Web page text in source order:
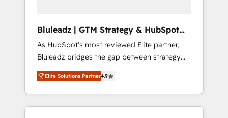
ら、GTMの見える化・自動化まで。全Hub統合
運用、データ品質設計、グループ横断のCRM統
合に対応します。 2️⃣ AIエージェント組織構築
営業・マーケティング業務の一部をAIが自律実
行する組織への移行を設計・実装。Breeze・
Claude等をHubSpotと連携させ、役割定義・運
用ルール・成果指標まで含めて設計します。 3️⃣
Bluleadz | GTM Strategy & HubSpot
Implementation
As HubSpot's most reviewed Elite partner,
Bluleadz bridges the gap between strategy
and execution. We don't just "set up tools" —
we install the GTM Operating System (GTM
OS) to align your leadership and engineer a
portal that drives predictable revenue
Elite Solutions Partner4.9